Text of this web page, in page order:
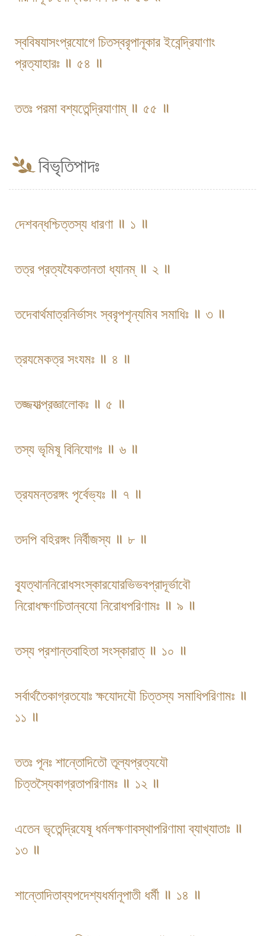
স্ববিষযাসংপ্রযোগে চিতস্বরৃপানূকার ইবেন্দ্রিযাণাং
প্রত্যাহারঃ ॥ ৫৪ ॥
ততঃ পরমা বশ্যতেন্দ্রিযাণাম্ ॥ ৫৫ ॥
বিভৃতিপাদঃ
দেশবন্ধশ্চিত্তস্য ধারণা ॥ ১ ॥
তত্র প্রত্যযৈকতানতা ধ্যানম্ ॥ ২ ॥
তদেবার্থমাত্রনির্ভাসং স্বরৃপশৃন্যমিব সমাধিঃ ॥ ৩ ॥
ত্রযমেকত্র সংযমঃ ॥ ৪ ॥
তজ্জযাত্প্রজ্ঞালোকঃ ॥ ৫ ॥
তস্য ভৃমিষূ বিনিযোগঃ ॥ ৬ ॥
ত্রযমন্তরঙ্গং পৃর্বেভ্যঃ ॥ ৭ ॥
তদপি বহিরঙ্গং নির্বীজস্য ॥ ৮ ॥
ব্যূত্থাননিরোধসংস্কারযোরভিভবপ্রাদূর্ভাবৌ
নিরোধক্ষণচিতান্বযো নিরোধপরিণামঃ ॥ ৯ ॥
তস্য প্রশান্তবাহিতা সংস্কারাত্ ॥ ১০ ॥
সর্বার্থতৈকাগ্রতযোঃ ক্ষযোদযৌ চিত্তস্য সমাধিপরিণামঃ ॥
১১ ॥
ততঃ পূনঃ শান্তোদিতৌ তূল্যপ্রত্যযৌ
চিত্তস্যৈকাগ্রতাপরিণামঃ ॥ ১২ ॥
এতেন ভৃতেন্দ্রিযেষূ ধর্মলক্ষণাবস্থাপরিণামা ব্যাখ্যাতাঃ ॥
১৩ ॥
শান্তোদিতাব্যপদেশ্যধর্মানূপাতী ধর্মী ॥ ১৪ ॥